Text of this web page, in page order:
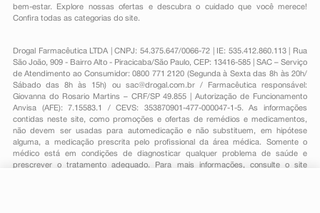
bem-estar. Explore nossas ofertas e descubra o cuidado que você merece!
Confira todas as categorias do site.
Drogal Farmacêutica LTDA | CNPJ: 54.375.647/0066-72 | IE: 535.412.860.113 | Rua
São João, 909 - Bairro Alto - Piracicaba/São Paulo, CEP: 13416-585 | SAC – Serviço
de Atendimento ao Consumidor: 0800 771 2120 (Segunda à Sexta das 8h às 20h/
Sábado das 8h às 15h) ou sac@drogal.com.br/ Farmacêutica responsável:
Giovanna do Rosario Martins – CRF/SP 49.855 | Autorização de Funcionamento
Anvisa (AFE): 7.15583.1 / CEVS: 353870901-477-000047-1-5. As informações
contidas neste site, como promoções e ofertas de remédios e medicamentos,
não devem ser usadas para automedicação e não substituem, em hipótese
alguma, a medicação prescrita pelo profissional da área médica. Somente o
médico está em condições de diagnosticar qualquer problema de saúde e
prescrever o tratamento adequado. Para mais informações, consulte o site